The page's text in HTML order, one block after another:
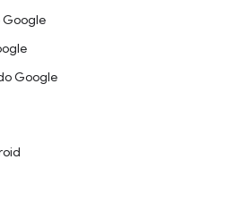
Google
Google